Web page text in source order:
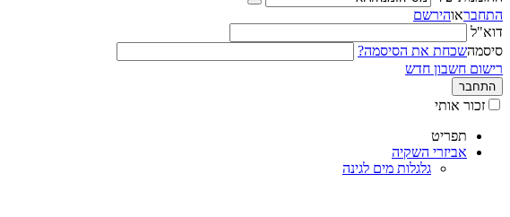
התחבראוהירשם
דוא"ל
סיסמהשכחת את הסיסמה?
רישום חשבון חדש
התחבר
זכור אותי
תפריט
אביזרי השקיה
גלגלות מים לגינה